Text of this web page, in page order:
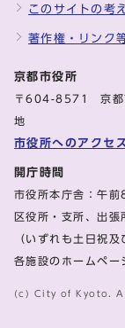
このサイトの考
著作権・リンク
京都市役所
〒604-8571 京都
地
市役所へのアクセ
開庁時間
市役所本庁舎：午
区役所・支所、出
（いずれも土日祝
各施設のホームペー
(c) City of Kyoto.